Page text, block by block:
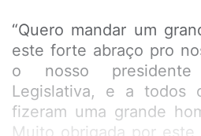
“Quero mandar um
este forte abraço pro
o nosso presidente
Legislativa, e a todos
fizeram uma grande
Muito obrigada por